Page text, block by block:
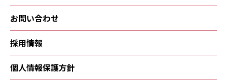
お問い合わせ
採用情報
個人情報保護方針